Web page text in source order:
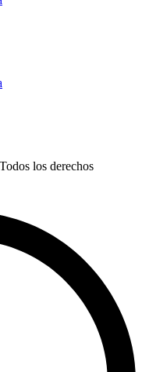
los derechos